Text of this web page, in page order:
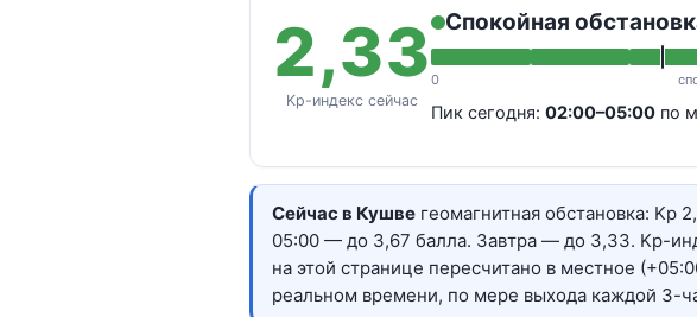
2,33
Kp-индекс сейчас
Спокойная
0
Пик сегодня: 02:00–05:00 по
Сейчас в Кушве геомагнитная обстановка: Kp
05:00 — до 3,67 балла. Завтра — до 3,33. Kp-
на этой странице пересчитано в местное
реальном времени, по мере выхода каждой 3-